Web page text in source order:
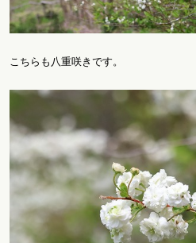
こちらも八重咲きです。